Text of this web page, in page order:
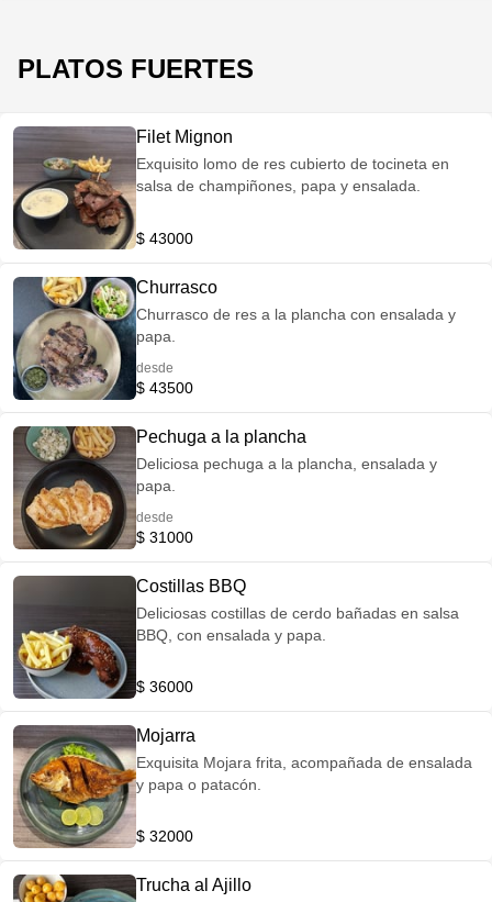
PLATOS FUERTES
Filet Mignon
Exquisito lomo de res cubierto de tocineta en
salsa de champiñones, papa y ensalada.
$ 43000
Churrasco
Churrasco de res a la plancha con ensalada y
papa.
desde
$ 43500
Pechuga a la plancha
Deliciosa pechuga a la plancha, ensalada y
papa.
desde
$ 31000
Costillas BBQ
Deliciosas costillas de cerdo bañadas en salsa
BBQ, con ensalada y papa.
$ 36000
Mojarra
Exquisita Mojara frita, acompañada de ensalada
y papa o patacón.
$ 32000
Trucha al Ajillo